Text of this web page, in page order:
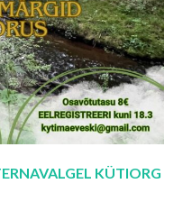
KÜTIORG